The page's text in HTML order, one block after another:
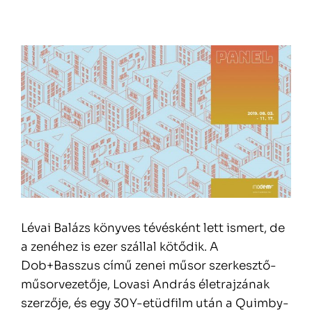
Lévai Balázs könyves tévésként lett ismert, de
a zenéhez is ezer szállal kötődik. A
Dob+Basszus című zenei műsor szerkesztő-
műsorvezetője, Lovasi András életrajzának
szerzője, és egy 30Y-etüdfilm után a Quimby-